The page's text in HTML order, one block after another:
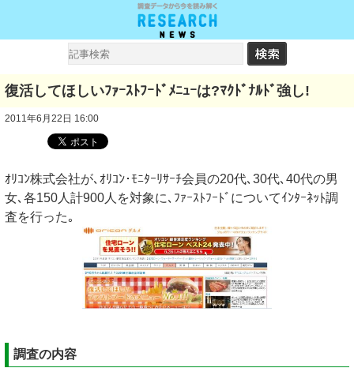
復活してほしいﾌｧｰｽﾄﾌｰﾄﾞﾒﾆｭｰは?ﾏｸﾄﾞﾅﾙﾄﾞ強し!
2011年6月22日 16:00
ｵﾘｺﾝ株式会社が､ｵﾘｺﾝ･ﾓﾆﾀｰﾘｻｰﾁ会員の20代､30代､40代の男
女､各150人計900人を対象に､ﾌｧｰｽﾄﾌｰﾄﾞについてｲﾝﾀｰﾈｯﾄ調
査を行った｡
調査の内容